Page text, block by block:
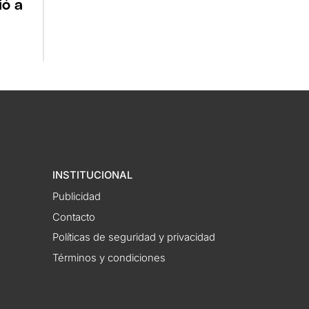
a
INSTITUCIONAL
Publicidad
Contacto
Políticas de seguridad y privacidad
Términos y condiciones